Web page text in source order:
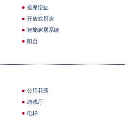
按摩浴缸
开放式厨房
智能家居系统
阳台
公用花园
游戏厅
电梯